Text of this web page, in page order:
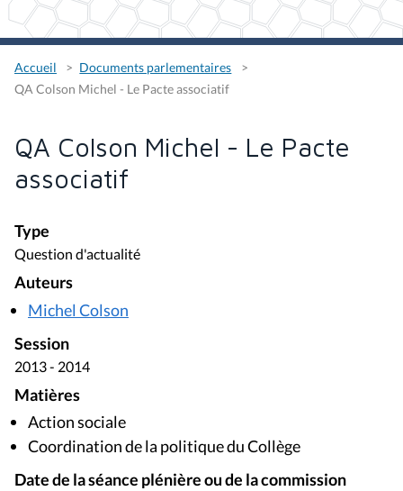
Accueil
Documents parlementaires
QA Colson Michel - Le Pacte associatif
QA Colson Michel - Le Pacte
associatif
Type
Question d'actualité
Auteurs
Michel Colson
Session
2013 - 2014
Matières
Action sociale
Coordination de la politique du Collège
Date de la séance plénière ou de la commission